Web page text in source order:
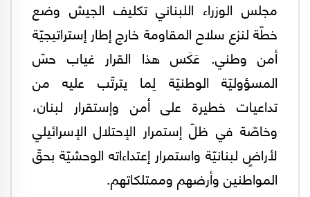
مجلس الوزراء اللبناني تكليف الجيش وضع
خطّة لنزع سلاح المقاومة خارج إطار إستراتيجيّة
أمن وطني. عَكَس هذا القرار غياب حسّ
المسؤوليّة الوطنيّة لِما يترتّب عليه من
تداعيات خطيرة على أمن وإستقرار لبنان،
وخاصّة في ظلّ إستمرار الإحتلال الإسرائيلي
لأراضٍ لبنانيّة واستمرار إعتداءاته الوحشيّة بحقّ
المواطنين وأرضهم وممتلكاتهم.